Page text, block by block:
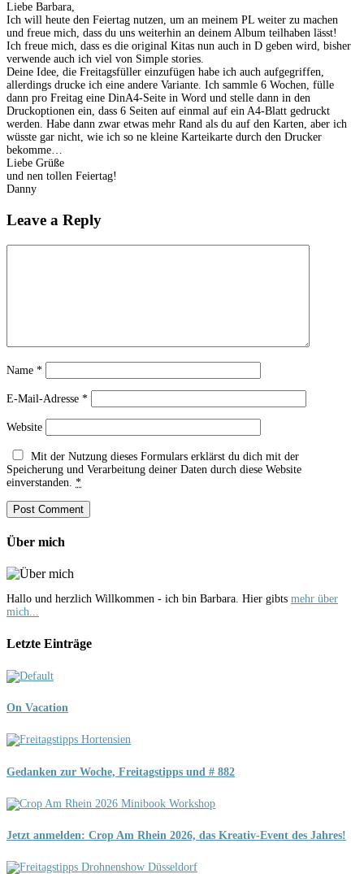
Liebe Barbara,
Ich will heute den Feiertag nutzen, um an meinem PL weiter zu machen
und freue mich, dass du uns weiterhin an deinem Album teilhaben lässt!
Ich freue mich, dass es die original Kitas nun auch in D geben wird, bisher
verwende auch ich viel von Simple stories.
Deine Idee, die Freitagsfüller einzufügen habe ich auch aufgegriffen,
allerdings drucke ich eine andere Variante. Ich sammle 6 Wochen, fülle
dann pro Freitag eine DinA4-Seite in Word und stelle dann in den
Druckoptionen ein, dass 6 Seiten auf einmal auf ein A4-Blatt gedruckt
werden. Habe dann zwar etwas mehr Rand als du auf den Karten, aber ich
wüsste gar nicht, wie ich so ne kleine Karteikarte durch den Drucker
bekomme…
Liebe Grüße
und nen tollen Feiertag!
Danny
Leave a Reply
Name *
E-Mail-Adresse *
Website
Mit der Nutzung dieses Formulars erklärst du dich mit der
Speicherung und Verarbeitung deiner Daten durch diese Website
einverstanden. *
Über mich
Hallo und herzlich Willkommen - ich bin Barbara. Hier gibts mehr über
mich...
Letzte Einträge
On Vacation
Gedanken zur Woche, Freitagstipps und # 882
Jetzt anmelden: Crop Am Rhein 2026, das Kreativ-Event des Jahres!